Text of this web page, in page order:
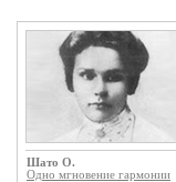
Шато О.
Одно мгновение гармонии